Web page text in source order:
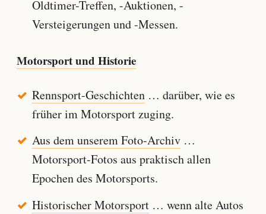
Oldtimer-Treffen, -Auktionen, -
Versteigerungen und -Messen.
Motorsport und Historie
Rennsport-Geschichten… darüber, wie es
früher im Motorsport zuging.
Aus dem unserem Foto-Archiv…
Motorsport-Fotos aus praktisch allen
Epochen des Motorsports.
Historischer Motorsport… wenn alte Autos